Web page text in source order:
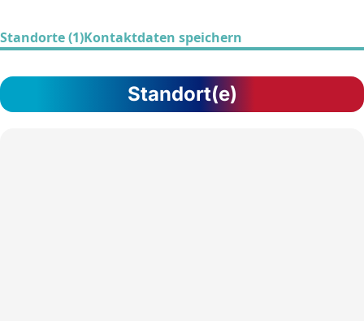
Standorte (1)Kontaktdaten speichern
Standort(e)